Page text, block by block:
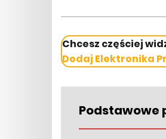
Chcesz częściej
Dodaj Elektronika
Podstawowe